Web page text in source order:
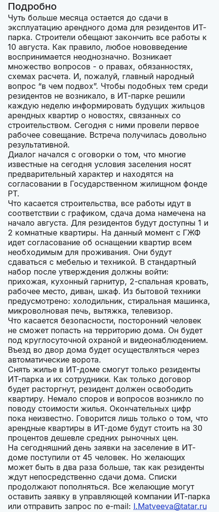
Подробно
Чуть больше месяца остается до сдачи в
эксплуатацию арендного дома для резидентов ИТ-
парка. Строители обещают закончить все работы к
10 августа. Как правило, любое нововведение
воспринимается неоднозначно. Возникает
множество вопросов - о правах, обязанностях,
схемах расчета. И, пожалуй, главный народный
вопрос “в чем подвох”. Чтобы подобных тем среди
резидентов не возникало, в ИТ-парке решили
каждую неделю информировать будущих жильцов
арендных квартир о новостях, связанных со
строительством. Сегодня с ними провели первое
рабочее совещание. Встреча получилась довольно
результативной.
Диалог начался с оговорки о том, что многие
известные на сегодня условия заселения носят
предварительный характер и находятся на
согласовании в Государственном жилищном фонде
РТ.
Что касается строительства, все работы идут в
соответствии с графиком, сдача дома намечена на
начало августа. Для резидентов будут доступны 1 и
2 комнатные квартиры. На данный момент с ГЖФ
идет согласование об оснащении квартир всем
необходимым для проживания. Они будут
сдаваться с мебелью и техникой. В стандартный
набор после утверждения должны войти:
прихожая, кухонный гарнитур, 2-спальная кровать,
рабочее место, диван, шкаф. Из бытовой техники
предусмотрено: холодильник, стиральная машинка,
микроволновая печь, вытяжка, телевизор.
Что касается безопасности, посторонний человек
не сможет попасть на территорию дома. Он будет
под круглосуточной охраной и видеонаблюдением.
Въезд во двор дома будет осуществляться через
автоматические ворота.
Снять жилье в ИТ-доме смогут только резиденты
ИТ-парка и их сотрудники. Как только договор
будет расторгнут, резидент должен освободить
квартиру. Немало споров и вопросов возникло по
поводу стоимости жилья. Окончательных цифр
пока неизвестно. Говорится лишь только о том, что
арендные квартиры в ИТ-доме будут стоить на 30
процентов дешевле средних рыночных цен.
На сегодняшний день заявки на заселение в ИТ-
доме поступили от 45 человек. Но желающих
может быть в два раза больше, так как резиденты
ждут непосредственно сдачи дома. Списки
продолжают пополняться. Все желающие могут
оставить заявку в управляющей компании ИТ-парка
или отправить запрос по e-mail: I.Matveeva@tatar.ru